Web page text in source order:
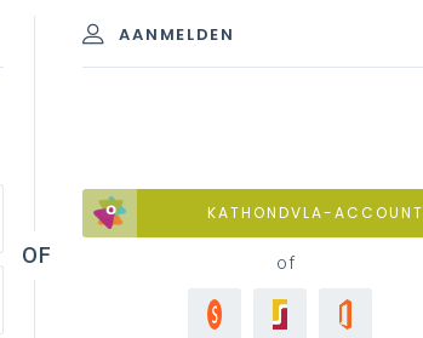
Dat netwerk bestaat onder meer
en financiële partners. Deze
en armoedebestrijding binnen en
AANMELDEN
KATHONDVLA-ACCOUNT
of